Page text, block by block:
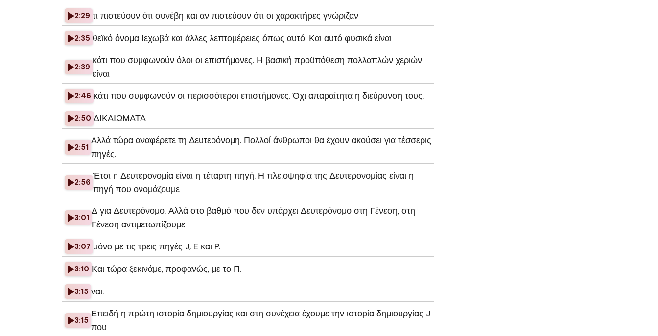
2:29 τι πιστεύουν ότι συνέβη και αν πιστεύουν ότι οι χαρακτήρες γνώριζαν
2:35 θεϊκό όνομα Ιεχωβά και άλλες λεπτομέρειες όπως αυτό. Και αυτό φυσικά είναι
2:39
κάτι που συμφωνούν όλοι οι επιστήμονες. Η βασική προϋπόθεση πολλαπλών χεριών
είναι
2:46 κάτι που συμφωνούν οι περισσότεροι επιστήμονες. Όχι απαραίτητα η διεύρυνση τους.
2:50 ΔΙΚΑΙΩΜΑΤΑ
2:51
Αλλά τώρα αναφέρετε τη Δευτερόνομη. Πολλοί άνθρωποι θα έχουν ακούσει για τέσσερις
πηγές.
2:56
Έτσι η Δευτερονομία είναι η τέταρτη πηγή. Η πλειοψηφία της Δευτερονομίας είναι η
πηγή που ονομάζουμε
3:01
Δ για Δευτερόνομο. Αλλά στο βαθμό που δεν υπάρχει Δευτερόνομο στη Γένεση, στη
Γένεση αντιμετωπίζουμε
3:07 μόνο με τις τρεις πηγές J, E και P.
3:10 Και τώρα ξεκινάμε, προφανώς, με το Π.
3:15 ναι.
3:15
Επειδή η πρώτη ιστορία δημιουργίας και στη συνέχεια έχουμε την ιστορία δημιουργίας J
που